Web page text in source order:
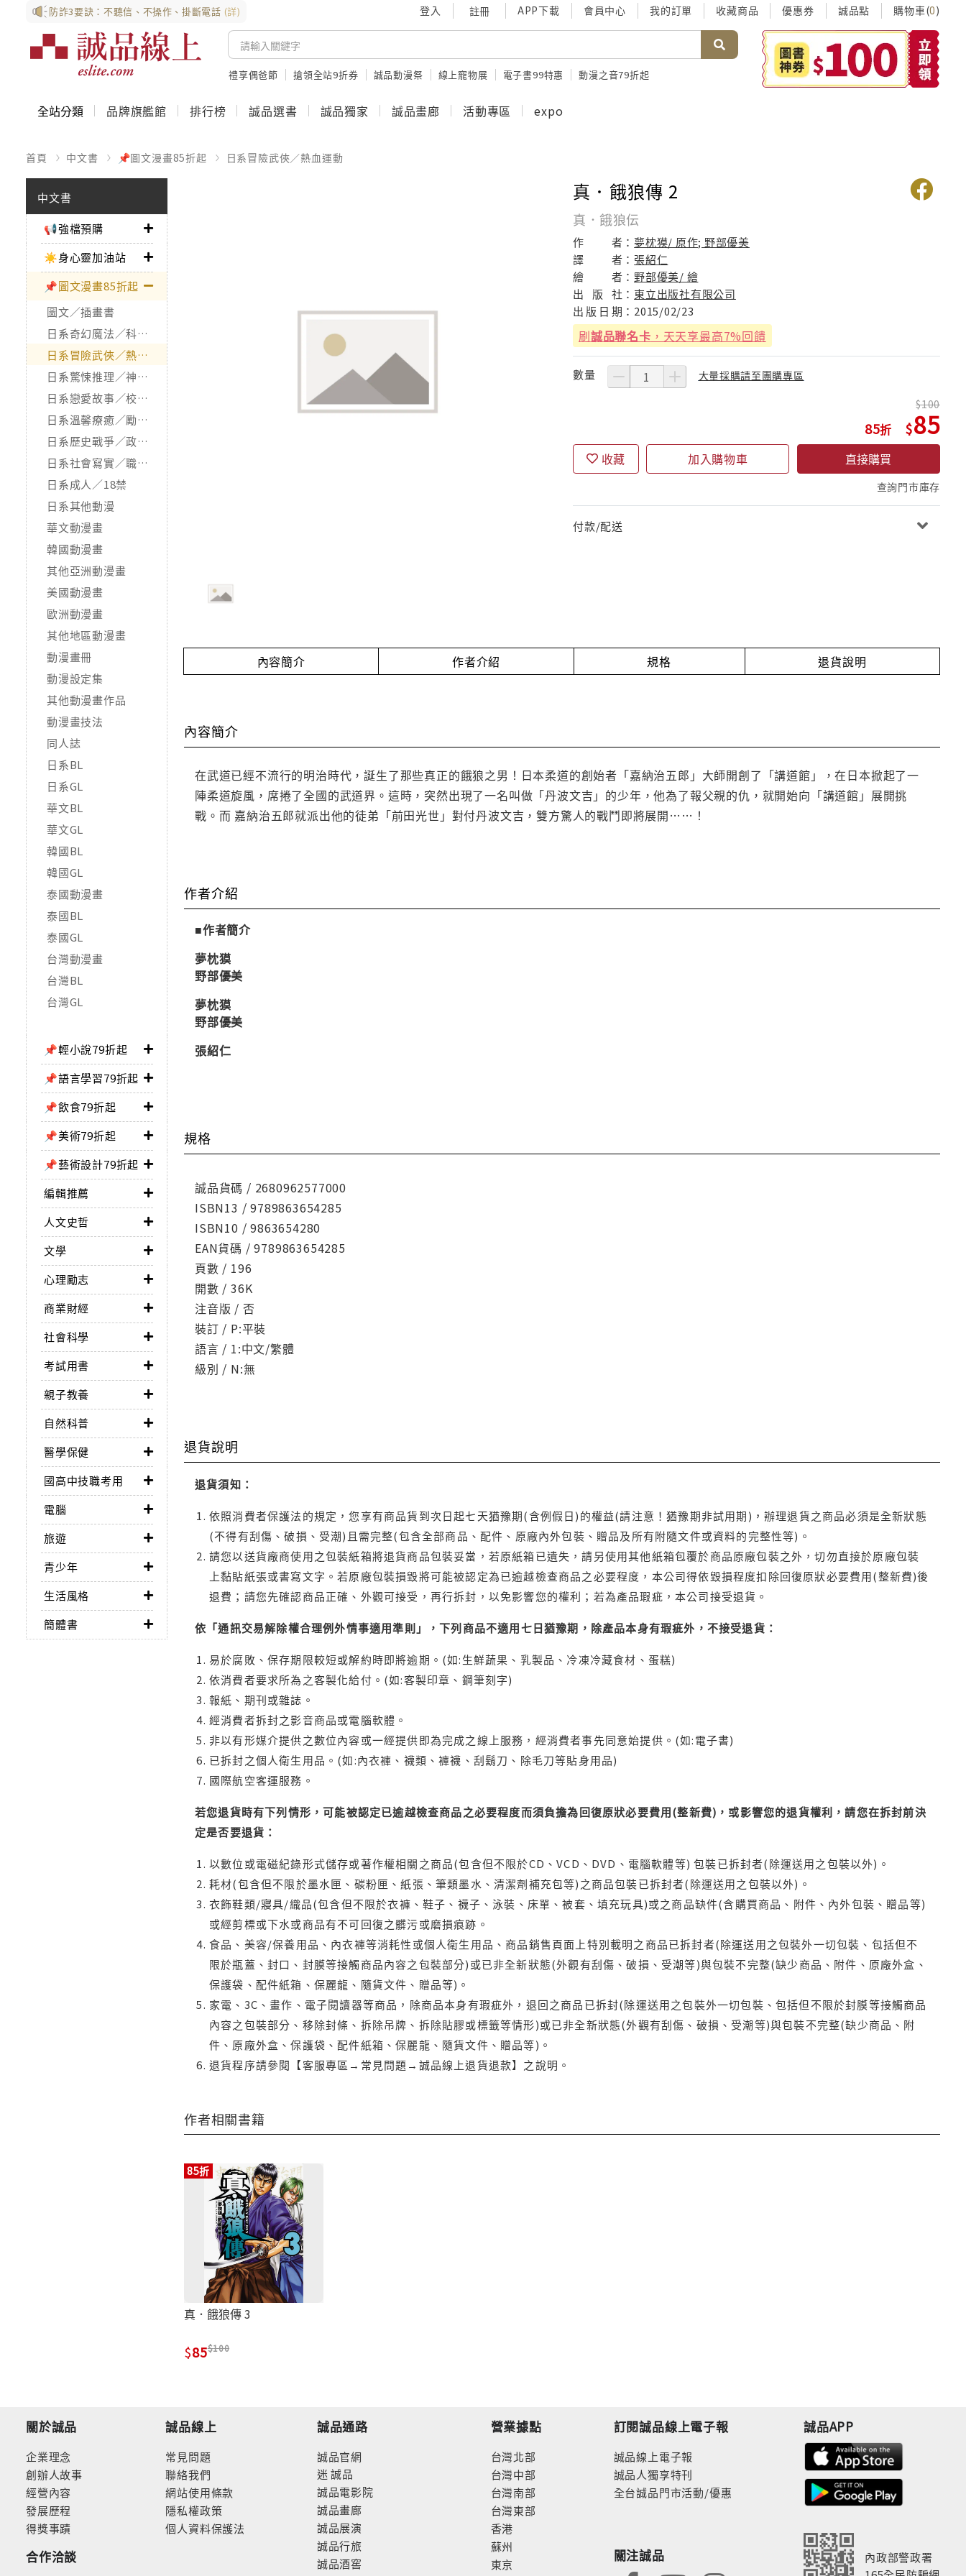
防詐3要訣：不聽信、不操作、掛斷電話 (詳) 登入 註冊 APP下載 會員中心 我的訂單 收藏商品 優惠券 誠品點 購物車(0)
禮享偶爸節 搶領全站9折券 誠品動漫祭 線上寵物展 電子書99特惠 動漫之音79折起
全站分類 品牌旗艦館 排行榜 誠品選書 誠品獨家 誠品畫廊 活動專區 expo
首頁 中文書 📌圖文漫畫85折起 日系冒險武俠／熱血運動
中文書
📢強檔預購
☀️身心靈加油站
📌圖文漫畫85折起
圖文／插畫書
日系奇幻魔法／科幻冒險
日系冒險武俠／熱血運動
日系驚悚推理／神怪靈異
日系戀愛故事／校園青春
日系溫馨療癒／勵志搞笑
日系歷史戰爭／政治宗教
日系社會寫實／職場職人
日系成人／18禁
日系其他動漫
華文動漫畫
韓國動漫畫
其他亞洲動漫畫
美國動漫畫
歐洲動漫畫
其他地區動漫畫
動漫畫冊
動漫設定集
其他動漫畫作品
動漫畫技法
同人誌
日系BL
日系GL
華文BL
華文GL
韓國BL
韓國GL
泰國動漫畫
泰國BL
泰國GL
台灣動漫畫
台灣BL
台灣GL
📌輕小說79折起
📌語言學習79折起
📌飲食79折起
📌美術79折起
📌藝術設計79折起
編輯推薦
人文史哲
文學
心理勵志
商業財經
社會科學
考試用書
親子教養
自然科普
醫學保健
國高中技職考用
電腦
旅遊
青少年
生活風格
簡體書
真．餓狼傳 2
真．餓狼伝
作 者： 夢枕獏/ 原作; 野部優美
譯
者： 張紹仁
繪
者： 野部優美/ 繪
出
版 社： 東立出版社有限公司
出 版 日 期： 2015/02/23
刷誠品聯名卡 ，天天享最高7%回饋
數量 大量採購請至團購專區
85
100
85
收藏 加入購物車 直接購買
查詢門市庫存
付款/配送
內容簡介 作者介紹 規格 退貨說明
內容簡介
在武道已經不流行的明治時代，誕生了那些真正的餓狼之男！日本柔道的創始者「嘉納治五郎」大師開創了「講道館」，在日本掀起了一
陣柔道旋風，席捲了全國的武道界。這時，突然出現了一名叫做「丹波文吉」的少年，他為了報父親的仇，就開始向「講道館」展開挑
戰。而 嘉納治五郎就派出他的徒弟「前田光世」對付丹波文吉，雙方驚人的戰鬥即將展開……！
作者介紹
■作者簡介
夢枕獏
野部優美
夢枕獏
野部優美
張紹仁
規格
誠品貨碼 / 2680962577000
ISBN13 / 9789863654285
ISBN10 / 9863654280
EAN貨碼 / 9789863654285
頁數 / 196
開數 / 36K
注音版 / 否
裝訂 / P:平裝
語言 / 1:中文/繁體
級別 / N:無
退貨說明
退貨須知：
依照消費者保護法的規定，您享有商品貨到次日起七天猶豫期(含例假日)的權益(請注意！猶豫期非試用期)，辦理退貨之商品必須是全新狀態
(不得有刮傷、破損、受潮)且需完整(包含全部商品、配件、原廠內外包裝、贈品及所有附隨文件或資料的完整性等)。
請您以送貨廠商使用之包裝紙箱將退貨商品包裝妥當，若原紙箱已遺失，請另使用其他紙箱包覆於商品原廠包裝之外，切勿直接於原廠包裝
上黏貼紙張或書寫文字。若原廠包裝損毀將可能被認定為已逾越檢查商品之必要程度，本公司得依毀損程度扣除回復原狀必要費用(整新費)後
退費；請您先確認商品正確、外觀可接受，再行拆封，以免影響您的權利；若為產品瑕疵，本公司接受退貨。
依「通訊交易解除權合理例外情事適用準則」，下列商品不適用七日猶豫期，除產品本身有瑕疵外，不接受退貨：
易於腐敗、保存期限較短或解約時即將逾期。(如:生鮮蔬果、乳製品、冷凍冷藏食材、蛋糕)
依消費者要求所為之客製化給付。(如:客製印章、鋼筆刻字)
報紙、期刊或雜誌。
經消費者拆封之影音商品或電腦軟體。
非以有形媒介提供之數位內容或一經提供即為完成之線上服務，經消費者事先同意始提供。(如:電子書)
已拆封之個人衛生用品。(如:內衣褲、襪類、褲襪、刮鬍刀、除毛刀等貼身用品)
國際航空客運服務。
若您退貨時有下列情形，可能被認定已逾越檢查商品之必要程度而須負擔為回復原狀必要費用(整新費)，或影響您的退貨權利，請您在拆封前決
定是否要退貨：
以數位或電磁紀錄形式儲存或著作權相關之商品(包含但不限於CD、VCD、DVD、電腦軟體等) 包裝已拆封者(除運送用之包裝以外)。
耗材(包含但不限於墨水匣、碳粉匣、紙張、筆類墨水、清潔劑補充包等)之商品包裝已拆封者(除運送用之包裝以外)。
衣飾鞋類/寢具/織品(包含但不限於衣褲、鞋子、襪子、泳裝、床單、被套、填充玩具)或之商品缺件(含購買商品、附件、內外包裝、贈品等)
或經剪標或下水或商品有不可回復之髒污或磨損痕跡。
食品、美容/保養用品、內衣褲等消耗性或個人衛生用品、商品銷售頁面上特別載明之商品已拆封者(除運送用之包裝外一切包裝、包括但不
限於瓶蓋、封口、封膜等接觸商品內容之包裝部分)或已非全新狀態(外觀有刮傷、破損、受潮等)與包裝不完整(缺少商品、附件、原廠外盒、
保護袋、配件紙箱、保麗龍、隨貨文件、贈品等)。
家電、3C、畫作、電子閱讀器等商品，除商品本身有瑕疵外，退回之商品已拆封(除運送用之包裝外一切包裝、包括但不限於封膜等接觸商品
內容之包裝部分、移除封條、拆除吊牌、拆除貼膠或標籤等情形)或已非全新狀態(外觀有刮傷、破損、受潮等)與包裝不完整(缺少商品、附
件、原廠外盒、保護袋、配件紙箱、保麗龍、隨貨文件、贈品等)。
退貨程序請參閱【客服專區→常見問題→誠品線上退貨退款】之說明。
作者相關書籍
85折
真．餓狼傳 3
85 100
關於誠品
企業理念
創辦人故事
經營內容
發展歷程
得獎事蹟
合作洽談
誠品線上
常見問題
聯絡我們
網站使用條款
隱私權政策
個人資料保護法
誠品通路
誠品官網
迷 誠品
誠品電影院
誠品畫廊
誠品展演
誠品行旅
誠品酒窖
營業據點
台灣北部
台灣中部
台灣南部
台灣東部
香港
蘇州
東京
訂閱誠品線上電子報
誠品線上電子報
誠品人獨享特刊
全台誠品門市活動/優惠
關注誠品
誠品APP
內政部警政署